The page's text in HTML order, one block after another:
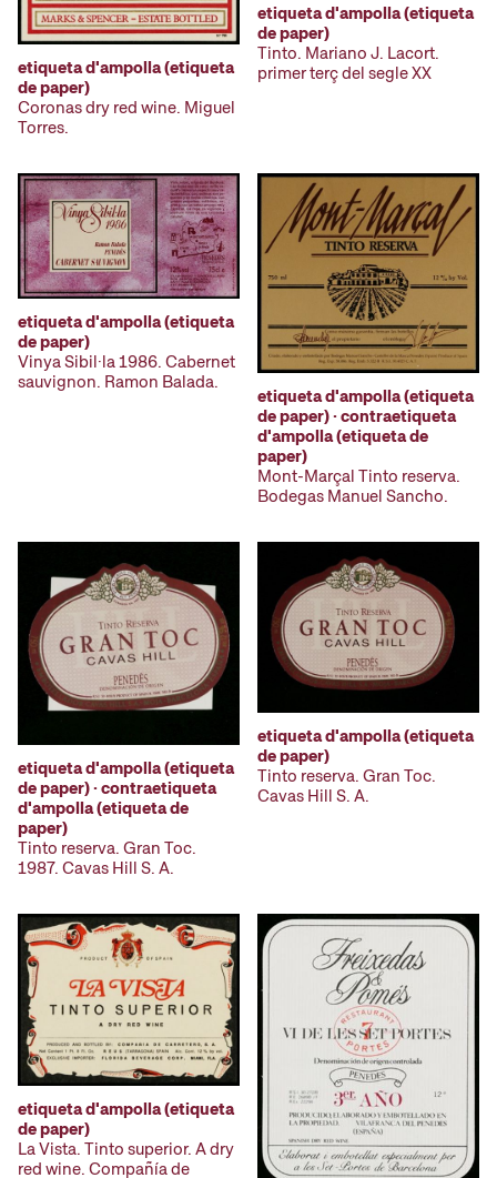
etiqueta d'ampolla (etiqueta
de paper)
Coronas dry red wine. Miguel
Torres.
etiqueta d'ampolla (etiqueta
de paper)
Tinto. Mariano J. Lacort.
primer terç del segle XX
etiqueta d'ampolla (etiqueta
de paper)
Vinya Sibil·la 1986. Cabernet
sauvignon. Ramon Balada.
etiqueta d'ampolla (etiqueta
de paper) · contraetiqueta
d'ampolla (etiqueta de
paper)
Mont-Marçal Tinto reserva.
Bodegas Manuel Sancho.
etiqueta d'ampolla (etiqueta
de paper) · contraetiqueta
d'ampolla (etiqueta de
paper)
Tinto reserva. Gran Toc.
1987. Cavas Hill S. A.
etiqueta d'ampolla (etiqueta
de paper)
Tinto reserva. Gran Toc.
Cavas Hill S. A.
etiqueta d'ampolla (etiqueta
de paper)
La Vista. Tinto superior. A dry
red wine. Compañía de